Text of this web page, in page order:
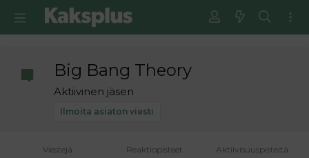
Ilmoita asiaton viesti
Big Bang Theory
Aktiivinen jäsen
Viestejä Reaktiopisteet Aktiivisuuspisteitä